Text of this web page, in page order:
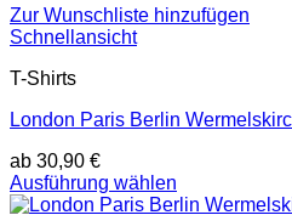
Zur Wunschliste hinzufügen
Schnellansicht
T-Shirts
London Paris Berlin
ab 30,90 €
Ausführung wählen
Produkt